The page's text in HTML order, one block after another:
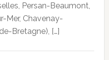
Persan-Beaumont,
Mer, Chavenay-
Bretagne), […]